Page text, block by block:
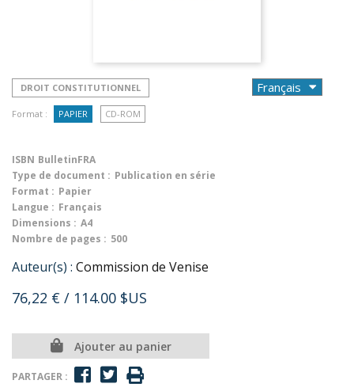
DROIT CONSTITUTIONNEL
Format : PAPIER CD-ROM
ISBN BulletinFRA
Type de document : Publication en série
Format : Papier
Langue : Français
Dimensions : A4
Nombre de pages : 500
Auteur(s) : Commission de Venise
76,22 € / 114.00 $US
Ajouter au panier
PARTAGER :